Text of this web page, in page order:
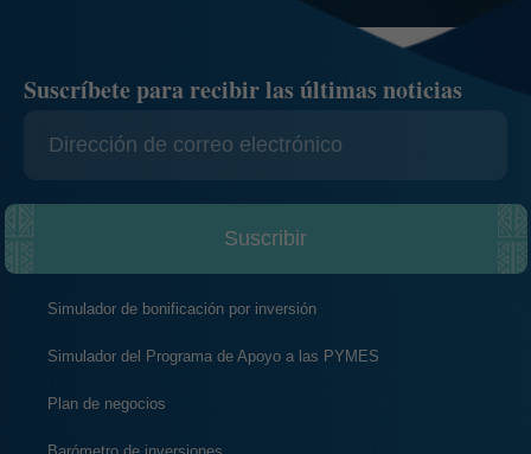
Suscríbete para recibir las últimas noticias
Suscribir
Simulador de bonificación por inversión
Simulador del Programa de Apoyo a las PYMES
Plan de negocios